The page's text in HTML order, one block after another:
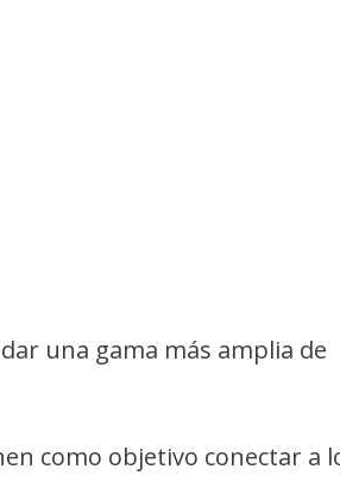
una gama más amplia de
como objetivo conectar a